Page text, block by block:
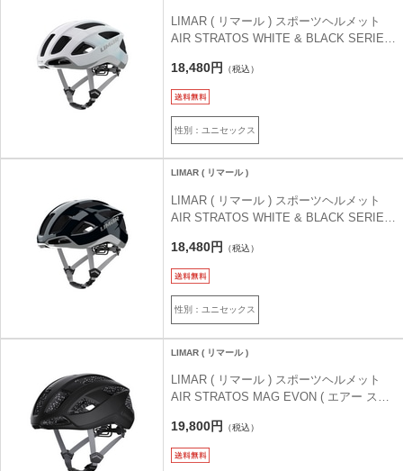
LIMAR ( リマール ) スポーツヘルメット
AIR STRATOS WHITE & BLACK SERIES
シリーズ ) オパールホワイトシルバー M (
53-57cm )
18,480円 （税込）
性別：ユニセックス
LIMAR ( リマール )
LIMAR ( リマール ) スポーツヘルメット
AIR STRATOS WHITE & BLACK SERIES
シリーズ ) ミッドナイトブラック-シルバー
L ( 57-61cm )
18,480円 （税込）
性別：ユニセックス
LIMAR ( リマール )
LIMAR ( リマール ) スポーツヘルメット
AIR STRATOS MAG EVON ( エアー スト
ク L ( 57-61cm )
19,800円 （税込）